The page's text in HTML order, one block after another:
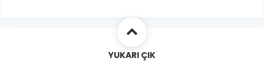
YUKARI ÇIK